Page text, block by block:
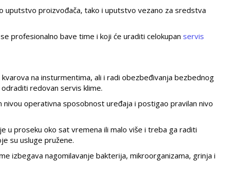
proizvođača, tako i uputstvo vezano za sredstva
profesionalno bave time i koji će uraditi celokupan servis
na insturmentima, ali i radi obezbeđivanja bezbednog
redovan servis klime.
operativna sposobnost uređaja i postigao pravilan nivo
u proseku oko sat vremena ili malo više i treba ga raditi
su usluge pružene.
izbegava nagomilavanje bakterija, mikroorganizama, grinja i